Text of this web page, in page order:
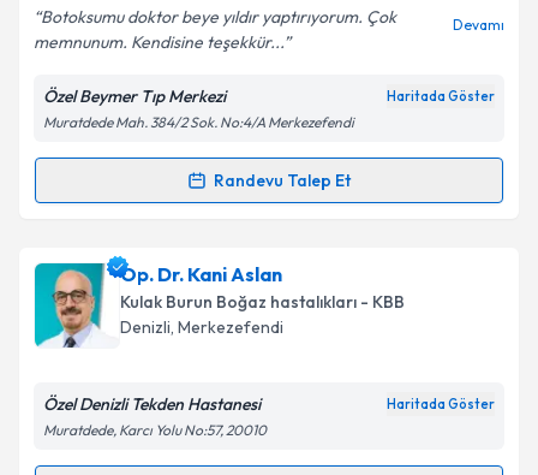
Botoksumu doktor beye yıldır yaptırıyorum. Çok
memnunum. Kendisine teşekkür...
Devamı
Özel Beymer Tıp Merkezi Haritada Göster
Muratdede Mah. 384/2 Sok. No:4/A Merkezefendi
Randevu Talep Et
Randevu Takvimi Talebi
Op. Dr. Gökhan Aydemir
oluşturun. Size bu uzmandan randevu almanız için bir
takvim hazırlandığında e-posta ile bilgilendireceğiz.
Op. Dr. Kani Aslan
Kulak Burun Boğaz hastalıkları - KBB
Denizli, Merkezefendi
Özel Denizli Tekden Hastanesi Haritada Göster
Muratdede, Karcı Yolu No:57, 20010